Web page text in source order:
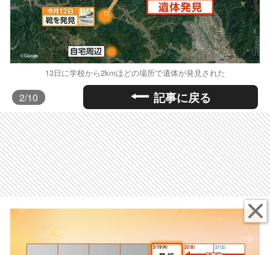
13日に学校から2kmほどの場所で遺体が発見された
2/10 記事に戻る